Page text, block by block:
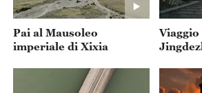
Pai al Mausoleo
imperiale di Xixia
Viaggio